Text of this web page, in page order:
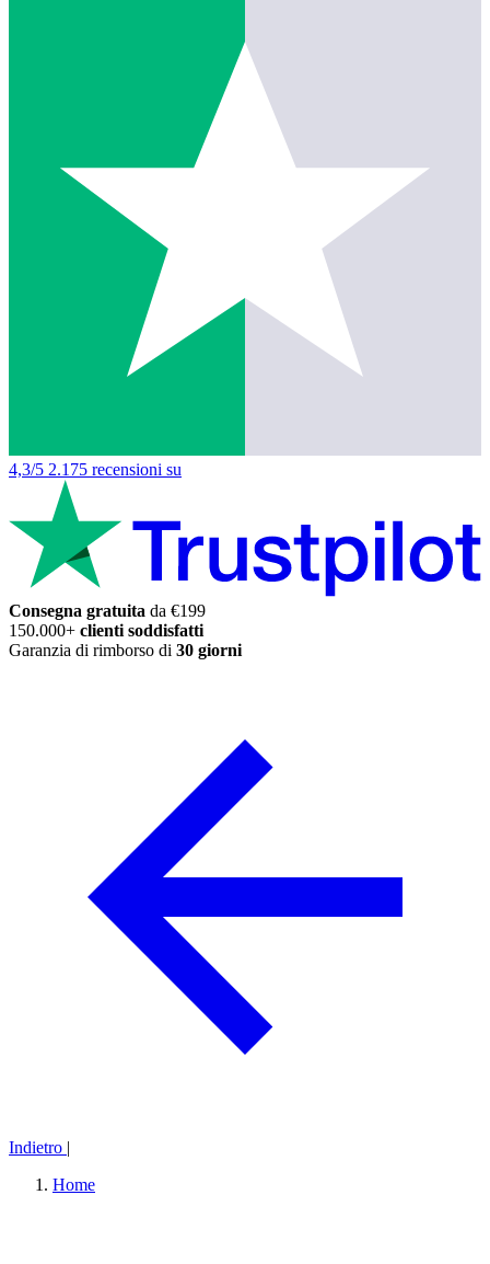
4,3/5 2.175 recensioni su
Consegna gratuita da €199
150.000+ clienti soddisfatti
Garanzia di rimborso di 30 giorni
Indietro |
Home